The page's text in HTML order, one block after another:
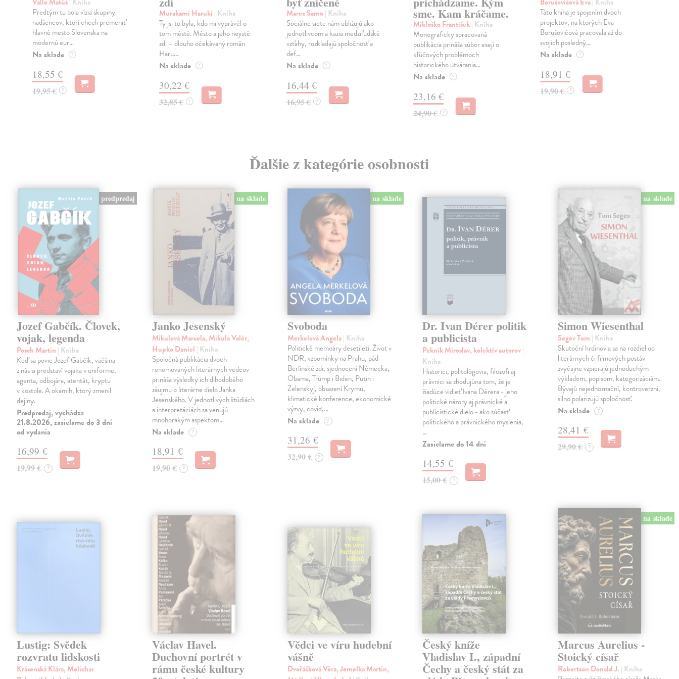
Predtým tu bola vízia skupiny
nadšencov, ktorí chceli premeniť
hlavné mesto Slovenska na
modernú eur...
Na sklade ?
18,55 €
19,95 € ?
Murakami Haruki | Kniha
Ty jsi to byla, kdo mi vyprávěl o
tom městě. Město a jeho nejisté
zdi – dlouho očekávaný román
Haru...
Na sklade ?
30,22 €
32,85 € ?
Marec Samo| Kniha
Sociálne siete nám ubližujú ako
jednotlivcom a kazia medziľudské
vzťahy, rozkladajú spoločnosť a
def...
Na sklade ?
16,44 €
16,95 € ?
sme. Kam kráčame.
Mikloško František| Kniha
Monograficky spracovaná
publikácia prináša súbor esejí o
kľúčových problémoch
historického utvárania...
Na sklade ?
23,16 €
24,90 € ?
Táto kniha je spojením dvoch
projektov, na ktorých Eva
Borušovičová pracovala až do
svojich posledný...
Na sklade ?
18,91 €
19,90 € ?
Ďalšie z kategórie osobnosti
predpredaj
Jozef Gabčík. Človek,
vojak, legenda
Posch Martin | Kniha
Keď sa povie Jozef Gabčík, väčšina
z nás si predstaví vojaka v uniforme,
agenta, odbojára, atentát, kryptu
v kostole. A okamih, ktorý zmenil
dejiny.
Predpredaj, vychádza
21.8.2026, zasielame do 3 dní
od vydania
16,99 €
19,99 € ?
na sklade
Janko Jesenský
Mikulová Marcela, Mikula Valér,
Hupko Daniel | Kniha
Spoločná publikácia dvoch
renomovaných literárnych vedcov
prináša výsledky ich dlhodobého
záujmu o literárne dielo Janka
Jesenského. V jednotlivých štúdiách
a interpretáciách sa venujú
mnohorakým aspektom…
Na sklade ?
18,91 €
19,90 € ?
na sklade
Svoboda
Merkelová Angela| Kniha
Politické memoáry desetiletí. Život v
NDR, vzpomínky na Prahu, pád
Berlínské zdi, sjednocení Německa,
Obama, Trump i Biden, Putin i
Zelenskyj, obsazení Krymu,
klimatické konference, ekonomické
výzvy, covid,…
Na sklade ?
31,26 €
32,90 € ?
Dr. Ivan Dérer politik
a publicista
Pekník Miroslav, kolektív autorov|
Kniha
Historici, politológovia, filozofi aj
právnici sa zhodujúna tom, že je
žiadúce vidieť Ivana Dérera - jeho
politické názory aj právnické a
publicistické dielo - ako súčasť
politického a právnického myslenia,
…
Zasielame do 14 dní
14,55 €
15,00 € ?
na sklade
Simon Wiesenthal
Segev Tom | Kniha
Skutoční hrdinovia sa na rozdiel od
literárnych či filmových postáv
zvyčajne vzpierajú jednoduchým
výkladom, popisom, kategorizáciám.
Bývajú nejednoznační, kontroverzní,
silno polarizujú spoločnosť.
Na sklade ?
28,41 €
29,90 € ?
Lustig: Svědek
rozvratu lidskosti
Krásenská Klára, Melichar
Václav Havel.
Duchovní portrét v
rámu české kultury
Vědci ve víru hudební
vášně
Dvořáčková Věra, Jemelka Martin,
Český kníže
Vladislav I., západní
Čechy a český stát za
na sklade
Marcus Aurelius -
Stoický císař
Robertson Donald J. | Kniha